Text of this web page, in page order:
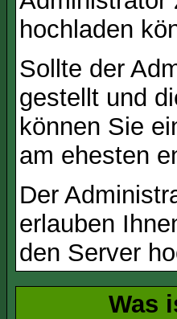
hochladen
Sollte der
gestellt und
können Sie
am ehesten
Der
erlauben
den Server
Was